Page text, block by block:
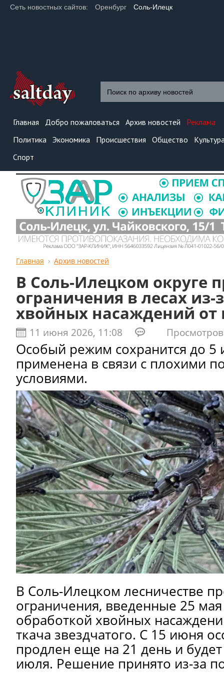
Сеть новостных сайтов: Оренбург Соль-Илецк
Главная Добро пожаловаться Архив новостей
Реклама
Политика Экономика Происшествия Общество
Спорт
Главная Архив новостей
В Соль-Илецком округе
ограничения в лесах из-
хвойных насаждений от
11 июня 2026, 11:08
Особый режим сохранится до
применена в связи с плохими
условиями.
В Соль-Илецком лесничестве
ограничения, введенные 25 мая
обработкой хвойных
ткача звездчатого. С 15 июня
продлен еще на 21 день и
июля. Решение принято из-за